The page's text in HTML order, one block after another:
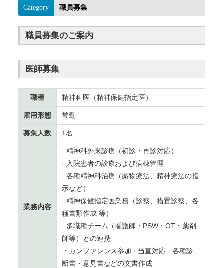
Category 職員募集
職員募集のご案内
医師募集
職種 精神科医（精神保健指定医）
雇用形態 常勤
募集人数 1名
業務内容
· 精神科外来診療（初診・再診対応）
· 入院患者の診療および病棟管理
· 各種精神科治療（薬物療法、精神療法の指
示など）
· 精神保健指定医業務（診察、措置診察、各
種書類作成 等）
· 多職種チーム（看護師・PSW・OT・薬剤
師等）との連携
・カンファレンス参加 · 当直対応 · 各種診
断書・意見書などの文書作成